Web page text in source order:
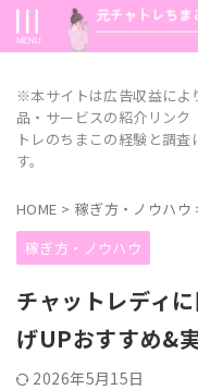
※本サイトは広告収益によ
品・サービスの紹介リン
トレのちまこの経験と調
す。
HOME > 稼ぎ方・ノウハウ
稼ぎ方・ノウハウ
チャットレディ
げUPおすすめ&
2026年5月15日